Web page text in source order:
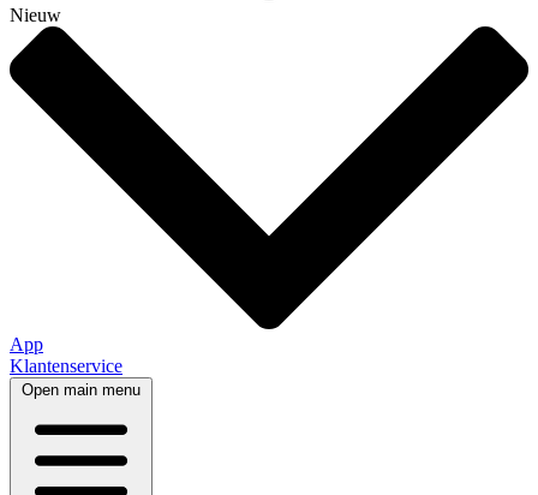
Nieuw
App
Klantenservice
Open main menu